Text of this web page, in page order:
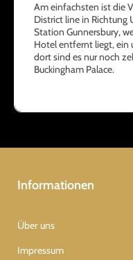
Am einfachsten ist die
District line in Richtung
Station Gunnersbury,
Hotel entfernt liegt, ein
dort sind es nur noch
Buckingham Palace.
Informationen
Über uns
Impressum